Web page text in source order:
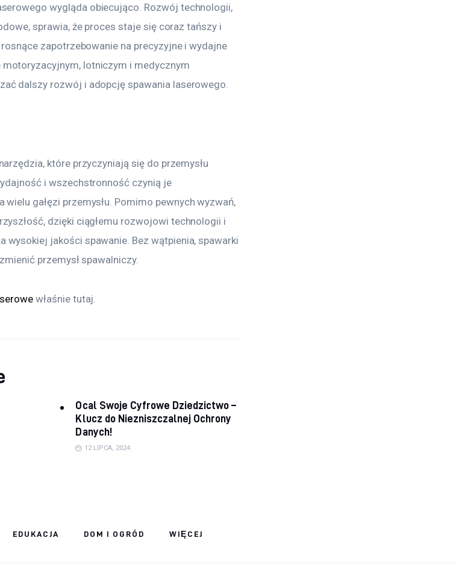
wygląda obiecująco. Rozwój technologii,
sprawia, że proces staje się coraz tańszy i
zapotrzebowanie na precyzyjne i wydajne
lotniczym i medycznym
dalszy rozwój i adopcję spawania laserowego.
które przyczyniają się do przemysłu
i wszechstronność czynią je
gałęzi przemysłu. Pomimo pewnych wyzwań,
dzięki ciągłemu rozwojowi technologii i
wysokiej jakości spawanie. Bez wątpienia, spawarki
przemysł spawalniczy.
właśnie tutaj.
Ocal Swoje Cyfrowe Dziedzictwo –
Klucz do Niezniszczalnej Ochrony
Danych!
12 LIPCA, 2024
EDUKACJA DOM I OGRÓD WIĘCEJ